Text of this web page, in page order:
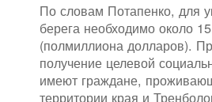
По словам Потапенко, для
берега необходимо около
(полмиллиона долларов).
получение целевой
имеют граждане,
территории края и